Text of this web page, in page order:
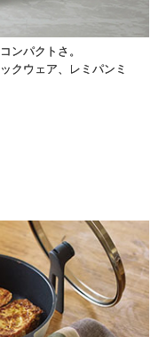
ンパクトさ。
クウェア、レミパンミ